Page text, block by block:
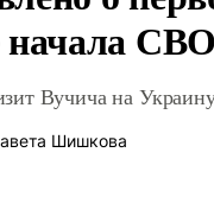
начала СВО
Вучича на
Шишкова